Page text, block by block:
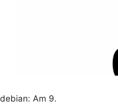
debian: Am 9.